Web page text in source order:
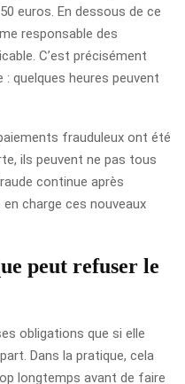
euros. En dessous de ce
responsable des
C’est précisément
quelques heures peuvent
frauduleux ont été
ils peuvent ne pas tous
continue après
charge ces nouveaux
peut refuser le
obligations que si elle
Dans la pratique, cela
longtemps avant de faire